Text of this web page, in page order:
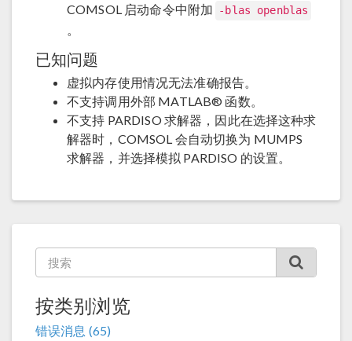
COMSOL 启动命令中附加
-blas openblas
。
已知问题
虚拟内存使用情况无法准确报告。
不支持调用外部 MATLAB® 函数。
不支持 PARDISO 求解器，因此在选择这种求
解器时，COMSOL 会自动切换为 MUMPS
求解器，并选择模拟 PARDISO 的设置。
按类别浏览
错误消息 (65)